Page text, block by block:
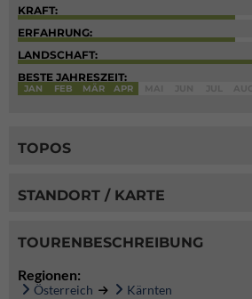
KRAFT:
ERFAHRUNG:
LANDSCHAFT:
BESTE JAHRESZEIT:
JAN FEB MÄR APR
TOPOS
STANDORT / KARTE
TOURENBESCHREIBUNG
Regionen:
Österreich Kärnten